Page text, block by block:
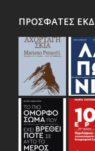
ΠΡΟΣΦΑΤΕΣ